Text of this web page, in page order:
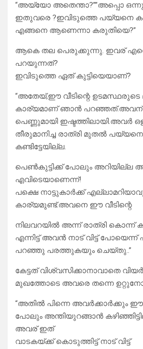
“അയ്യോ അതെന്താ?””അപ്പൊ ഒന്നും
ഇതുവരെ ?ഇവിടുത്തെ പയ്യനെ
എങ്ങനെ ആണെന്നാ കരുതിയെ?”
ആകെ തല പെരുക്കുന്നു. ഇവര്
പറയുന്നത്?
ഇവിടുത്തെ ഏത് കുട്ടിയെയാണ്?
“അതേയ്,ഈ വീടിന്റെ ഉടമസ്ഥരുടെ
കാര്യമാണ് ഞാൻ പറഞ്ഞത്.അവന്
പെണ്ണുമായി ഇഷ്ടത്തിലായി.അവർ
തീരുമാനിച്ച രാത്രി മുതൽ
കണ്ടിട്ടേയില്ല.
പെൺകുട്ടിക്ക് പോലും അറിയില്ല
എവിടെയാണെന്ന്!
പക്ഷെ നാട്ടുകാർക്ക്
കാര്യമുണ്ട്.അവനെ ഈ വീടിന്റെ
നിലവറയിൽ അന്ന് രാത്രി കൊന്ന്
എന്നിട്ട് അവൻ നാട് വിട്ട്
പറഞ്ഞു പരത്തുകയും ചെയ്‌തു..”
കേട്ടത് വിശ്വസിക്കാനാവാതെ
മുഖത്തോടെ അവരെ തന്നെ
“അതിൽ പിന്നെ അവർക്കാർക്കും ഈ
പോലും അന്തിയുറങ്ങാൻ
അവര് ഇത്
വാടകയ്ക്ക് കൊടുത്തിട്ട് നാട് വിട്ട്